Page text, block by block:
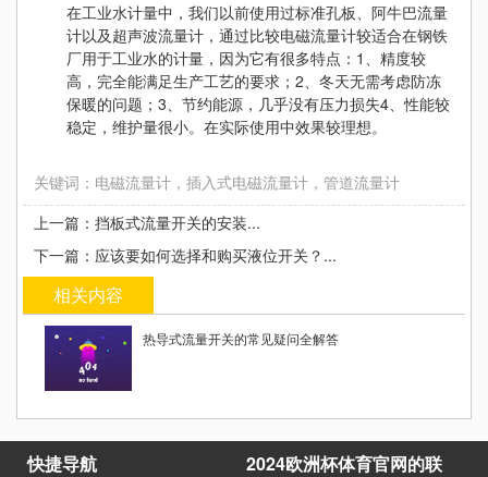
在工业水计量中，我们以前使用过标准孔板、阿牛巴流量
计以及超声波流量计，通过比较电磁流量计较适合在钢铁
厂用于工业水的计量，因为它有很多特点：1、精度较
高，完全能满足生产工艺的要求；2、冬天无需考虑防冻
保暖的问题；3、节约能源，几乎没有压力损失4、性能较
稳定，维护量很小。在实际使用中效果较理想。
关键词：电磁流量计，插入式电磁流量计，管道流量计
上一篇：挡板式流量开关的安装...
下一篇：应该要如何选择和购买液位开关？...
相关内容
热导式流量开关的常见疑问全解答
快捷导航
2024欧洲杯体育官网的联